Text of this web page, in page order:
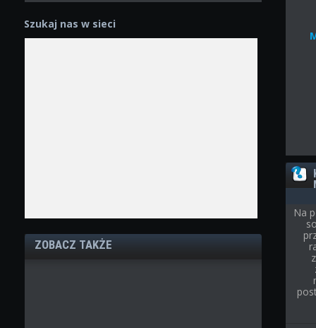
Szukaj nas w sieci
ZOBACZ TAKŻE
Na